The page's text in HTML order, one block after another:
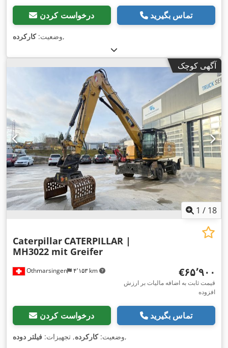
درخواست کردن تماس بگیرید
وضعیت:کارکرده ,
آگهی کوچک
1 / 18
Othmarsingen ۴٬۱۵۳ km
Caterpillar CATERPILLAR |
MH3022 mit Greifer
‎€۶۵٬۹۰۰
قیمت ثابت به اضافه مالیات بر ارزش
افزوده
درخواست کردن تماس بگیرید
وضعیت:کارکرده, تجهیزات: فیلتر دوده ,